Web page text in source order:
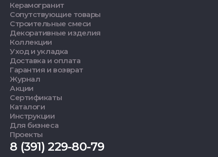
Керамогранит
Сопутствующие товары
Строительные смеси
Декоративные изделия
Коллекции
Уход и укладка
Доставка и оплата
Гарантия и возврат
Журнал
Акции
Сертификаты
Каталоги
Инструкции
Для бизнеса
Проекты
8 (391) 229-80-79